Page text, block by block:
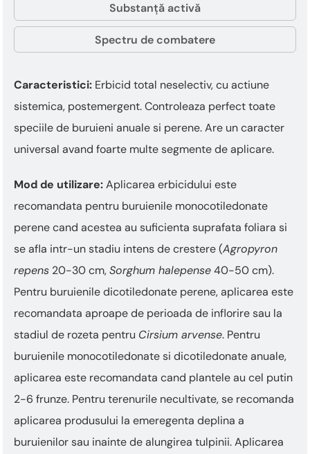
Caracteristici: Erbicid total neselectiv, cu actiune
sistemica, postemergent. Controleaza perfect toate
speciile de buruieni anuale si perene. Are un caracter
universal avand foarte multe segmente de aplicare.
Mod de utilizare:Aplicarea erbicidului este
recomandata pentru buruienile monocotiledonate
perene cand acestea au suficienta suprafata foliara si
se afla intr-un stadiu intens de crestere (Agropyron
repens 20-30 cm,Sorghum halepense40-50 cm).
Pentru buruienile dicotiledonate perene, aplicarea este
recomandata aproape de perioada de inflorire sau la
stadiul de rozeta pentru Cirsium arvense. Pentru
buruienile monocotiledonate si dicotiledonate anuale,
aplicarea este recomandata cand plantele au cel putin
2-6 frunze. Pentru terenurile necultivate, se recomanda
aplicarea produsului la emeregenta deplina a
buruienilor sau inainte de alungirea tulpinii. Aplicarea
Substanță activă
Spectru de combatere